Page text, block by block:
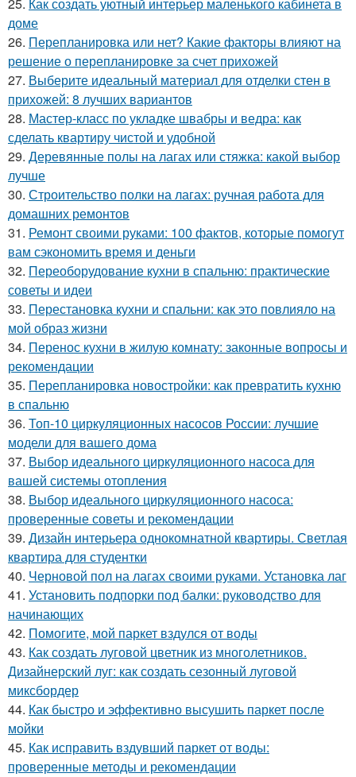
доме
26. Перепланировка или нет? Какие факторы влияют на
решение о перепланировке за счет прихожей
27. Выберите идеальный материал для отделки стен в
прихожей: 8 лучших вариантов
28. Мастер-класс по укладке швабры и ведра: как
сделать квартиру чистой и удобной
29. Деревянные полы на лагах или стяжка: какой выбор
лучше
30. Строительство полки на лагах: ручная работа для
домашних ремонтов
31. Ремонт своими руками: 100 фактов, которые помогут
вам сэкономить время и деньги
32. Переоборудование кухни в спальню: практические
советы и идеи
33. Перестановка кухни и спальни: как это повлияло на
мой образ жизни
34. Перенос кухни в жилую комнату: законные вопросы и
рекомендации
35. Перепланировка новостройки: как превратить кухню
в спальню
36. Топ-10 циркуляционных насосов России: лучшие
модели для вашего дома
37. Выбор идеального циркуляционного насоса для
вашей системы отопления
38. Выбор идеального циркуляционного насоса:
проверенные советы и рекомендации
39. Дизайн интерьера однокомнатной квартиры. Светлая
квартира для студентки
40. Черновой пол на лагах своими руками. Установка лаг
41. Установить подпорки под балки: руководство для
начинающих
42. Помогите, мой паркет вздулся от воды
43. Как создать луговой цветник из многолетников.
Дизайнерский луг: как создать сезонный луговой
миксбордер
44. Как быстро и эффективно высушить паркет после
мойки
45. Как исправить вздувший паркет от воды:
проверенные методы и рекомендации